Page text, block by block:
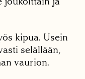
kipua. Usein
selällään,
vaurion.